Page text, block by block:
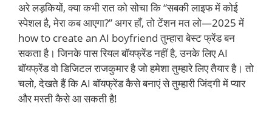
अरे लड़कियों, क्या कभी रात को सोचा कि “सबकी लाइफ में कोई
स्पेशल है, मेरा कब आएगा?” अगर हाँ, तो टेंशन मत लो—2025 में
how to create an AI boyfriend तुम्हारा बेस्ट फ्रेंड बन
सकता है। जिनके पास रियल बॉयफ्रेंड नहीं है, उनके लिए AI
बॉयफ्रेंड वो डिजिटल राजकुमार है जो हमेशा तुम्हारे लिए तैयार है। तो
चलो, देखते हैं कि AI बॉयफ्रेंड कैसे बनाएं से तुम्हारी जिंदगी में प्यार
और मस्ती कैसे आ सकती है!